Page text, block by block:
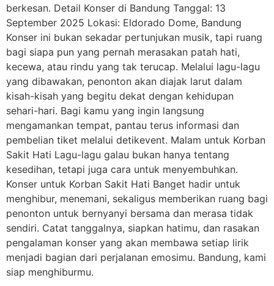
berkesan. Detail Konser di Bandung Tanggal: 13
September 2025 Lokasi: Eldorado Dome, Bandung
Konser ini bukan sekadar pertunjukan musik, tapi ruang
bagi siapa pun yang pernah merasakan patah hati,
kecewa, atau rindu yang tak terucap. Melalui lagu-lagu
yang dibawakan, penonton akan diajak larut dalam
kisah-kisah yang begitu dekat dengan kehidupan
sehari-hari. Bagi kamu yang ingin langsung
mengamankan tempat, pantau terus informasi dan
pembelian tiket melalui detikevent. Malam untuk Korban
Sakit Hati Lagu-lagu galau bukan hanya tentang
kesedihan, tetapi juga cara untuk menyembuhkan.
Konser untuk Korban Sakit Hati Banget hadir untuk
menghibur, menemani, sekaligus memberikan ruang bagi
penonton untuk bernyanyi bersama dan merasa tidak
sendiri. Catat tanggalnya, siapkan hatimu, dan rasakan
pengalaman konser yang akan membawa setiap lirik
menjadi bagian dari perjalanan emosimu. Bandung, kami
siap menghiburmu.